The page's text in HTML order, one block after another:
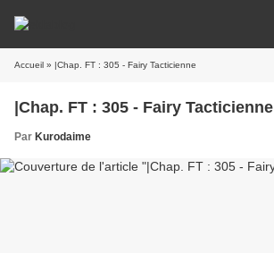
Accueil » |Chap. FT : 305 - Fairy Tacticienne
|Chap. FT : 305 - Fairy Tacticienne
Par Kurodaime